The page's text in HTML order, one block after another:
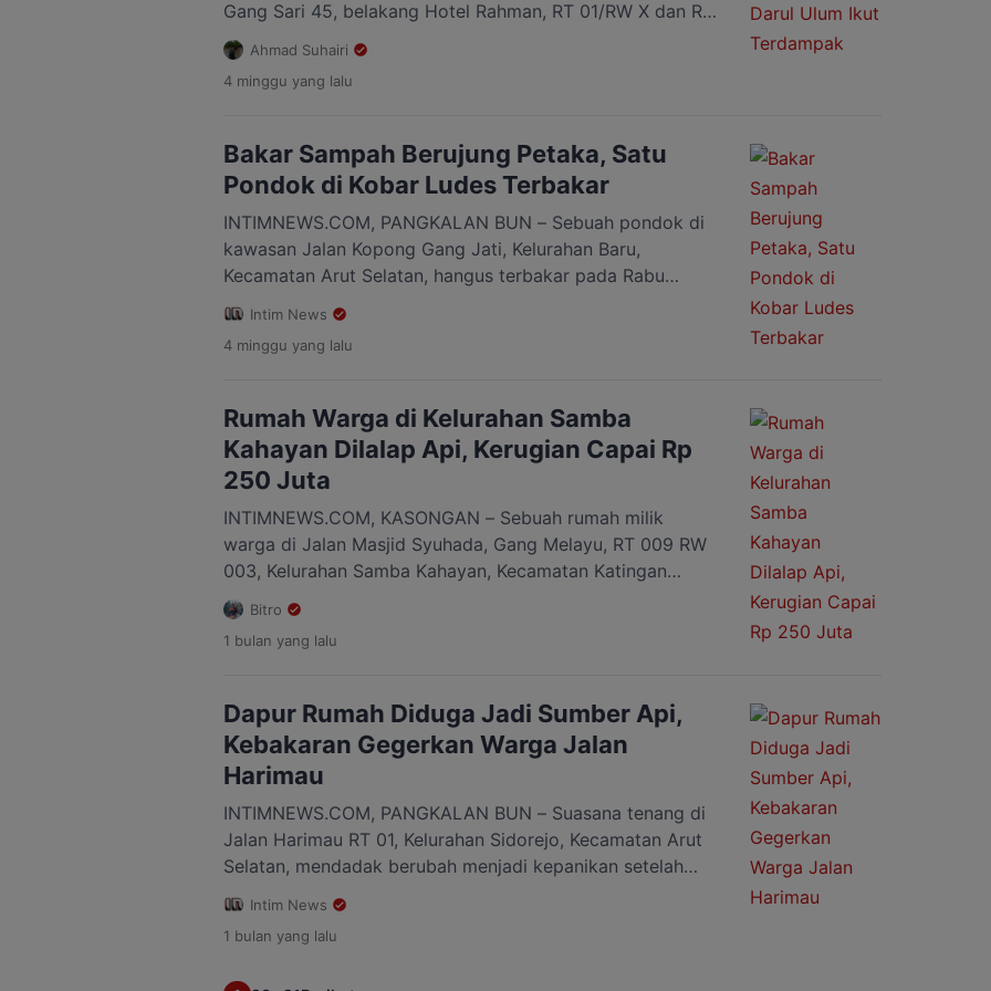
Gang Sari 45, belakang Hotel Rahman, RT 01/RW X dan RT
03/RW IX, Kelurahan Pahandut, Kecamatan Pahandut, Kota
Palangka Raya, menghanguskan puluhan rumah dan turut
merusak bangunan MTs Darul Ulum pada Minggu, 12 Juli
pemadam […]
Ahmad Suhairi
4 minggu yang lalu
Bakar Sampah Berujung Petaka, Satu
Pondok di Kobar Ludes Terbakar
INTIMNEWS.COM, PANGKALAN BUN – Sebuah pondok di
kawasan Jalan Kopong Gang Jati, Kelurahan Baru,
Kecamatan Arut Selatan, hangus terbakar pada Rabu
(8/7/2026) malam. Kebakaran diduga dipicu api dari
aktivitas pembakaran sampah dan semak belukar yang
kemudian merambat hingga membakar bangunan pondok.
sempat mengundang perhatian warga sekitar. Kobaran […]
Intim News
4 minggu yang lalu
Rumah Warga di Kelurahan Samba
Kahayan Dilalap Api, Kerugian Capai Rp
250 Juta
INTIMNEWS.COM, KASONGAN – Sebuah rumah milik
warga di Jalan Masjid Syuhada, Gang Melayu, RT 009 RW
003, Kelurahan Samba Kahayan, Kecamatan Katingan
Tengah, Kabupaten Katingan, Kalimantan Tengah, ludes
terbakar pada Selasa (7/7/2026) sekitar pukul 10.30 WIB.
Rumah yang terbakar diketahui milik Jernih alias Ninih
lokasi karena […]
Bitro
1 bulan yang lalu
Dapur Rumah Diduga Jadi Sumber Api,
Kebakaran Gegerkan Warga Jalan
Harimau
INTIMNEWS.COM, PANGKALAN BUN – Suasana tenang di
Jalan Harimau RT 01, Kelurahan Sidorejo, Kecamatan Arut
Selatan, mendadak berubah menjadi kepanikan setelah
kobaran api melahap sebuah rumah warga, Minggu
(5/7/2026) sekitar pukul 14.50 WIB. Kepulan asap hitam
yang membumbung tinggi terlihat dari berbagai arah dan
Intim News
1 bulan yang lalu